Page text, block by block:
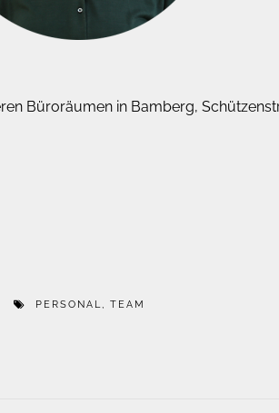
Büroräumen in Bamberg,
PERSONAL, TEAM